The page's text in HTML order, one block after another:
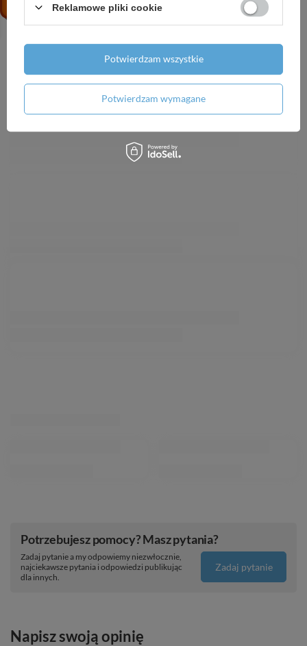
Potrzebujesz pomocy? Masz pytania?
Zadaj pytanie a my odpowiemy niezwłocznie,
najciekawsze pytania i odpowiedzi publikując
dla innych.
Zadaj pytanie
Napisz swoją opinię
Reklamowe pliki cookie
Potwierdzam wymagane
Potwierdzam wszystkie